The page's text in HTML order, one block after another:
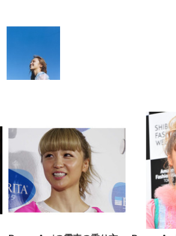
スクチェア メッシュチェ
間工学 疲れない ブラッ
Sezlife オフィスチェア デス
チェア 疲れない テレワーク
チェア 強化バックレスト 30
度ロッキング機能 人間工学
子 腰サポート 90度跳ね上げ
式アームレスト 3Dヘッドレ
ト ハンガー付き 高反発クッシ
ョン PCチェア 通気性メッシ
ュ ゲーミング/勉強/事務用 お
しゃれ パソコンチェア (ブラ
ック)
￥7,680
WT | 27.0型4K
USB Type-C・ホワイ
【純正品】27"ゲーミングモ
ニター DualSense 充電フッ
ク付き（CFI-ZDM1J）
￥49,979
厚型 ワイド 42枚x2袋(84
ホワイト(吸収面:ライトブ
ネオ・ルーライフ ネオ・オム
ツ L 中型犬用 26枚入り 単品
￥1,800